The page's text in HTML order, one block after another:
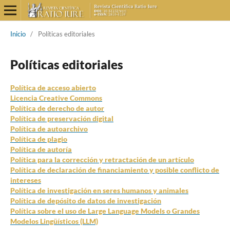
Inicio / Políticas editoriales
Políticas editoriales
Política de acceso abierto
Licencia Creative Commons
Política de derecho de autor
Política de preservación digital
Política de autoarchivo
Política de plagio
Política de autoría
Política para la corrección y retractación de un artículo
Política de declaración de financiamiento y posible conflicto de
intereses
Política de investigación en seres humanos y animales
Política de depósito de datos de investigación
Política sobre el uso de Large Language Models o Grandes
Modelos Lingüísticos (LLM)